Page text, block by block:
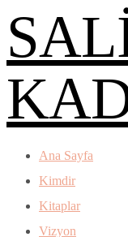
Ana Sayfa
Kimdir
Kitaplar
Vizyon